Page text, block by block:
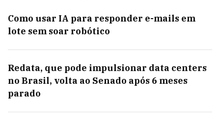
Como usar IA para responder e-mails em
lote sem soar robótico
Redata, que pode impulsionar data centers
no Brasil, volta ao Senado após 6 meses
parado